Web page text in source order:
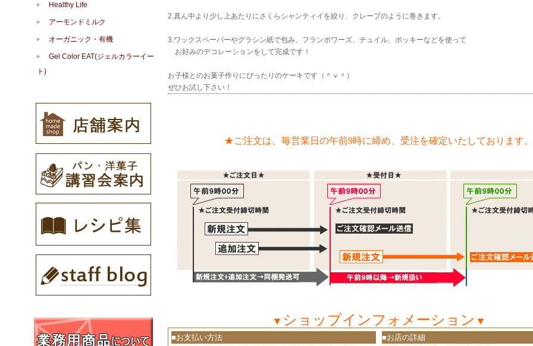
2.真ん中より少し上あたりにさくらシャンティイを絞り、クレープのように巻きます。
3.ワックスペーパーやグラシン紙で包み、フランボワーズ、チュイル、ポッキーなどを使って
お好みのデコレーションをして完成です！
お子様とのお菓子作りにぴったりのケーキです（＾ｖ＾）
ぜひお試し下さい！
★ご注文は、毎営業日の午前9時に締め、受注を確定いたしております。
▼ ショップインフォメーション ▼
■お支払い方法
■お店の詳細
Healthy Life
アーモンドミルク
オーガニック・有機
Gel Color EAT(ジェルカラーイー
ト)